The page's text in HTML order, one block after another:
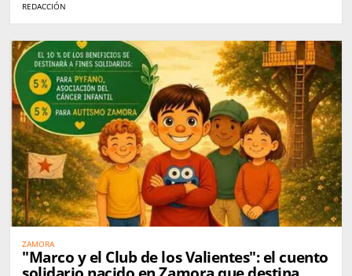
REDACCIÓN
ZAMORA
"Marco y el Club de los Valientes": el cuento